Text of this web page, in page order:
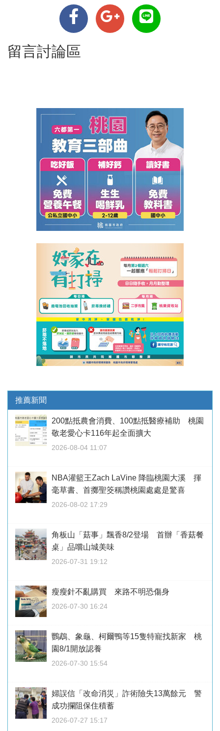
留言討論區
推薦新聞
200點抵農會消費、100點抵醫療補助 桃園
敬老愛心卡116年起全面擴大
2026-08-04 11:07
NBA灌籃王Zach LaVine 降臨桃園大溪 揮
毫草書、首擲聖筊稱讚桃園處處是驚喜
2026-08-02 17:29
角板山「菇事」飄香8/2登場 首辦「香菇餐
桌」品嚐山城美味
2026-07-31 19:12
瘦瘦針不亂購買 來路不明恐傷身
2026-07-30 16:24
鸚鵡、象龜、柯爾鴨等15隻特寵找新家 桃
園8/1開放認養
2026-07-30 15:54
婦誤信「改命消災」詐術險失13萬餘元 警
成功攔阻保住積蓄
2026-07-27 15:17